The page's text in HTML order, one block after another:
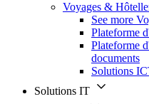
Voyages &
See more
Plateforme
Plateforme
documents
Solutions
Solutions IT